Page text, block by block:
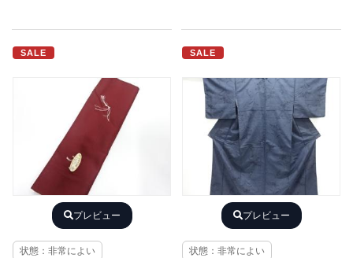
SALE
プレビュー
状態：非常によい
SALE
プレビュー
状態：非常によい